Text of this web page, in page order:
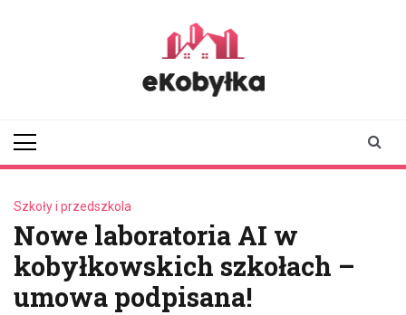
Szkoły i przedszkola
Nowe laboratoria AI w
kobyłkowskich szkołach –
umowa podpisana!